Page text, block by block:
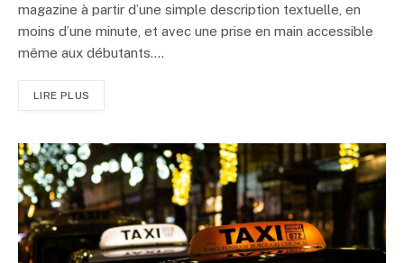
magazine à partir d’une simple description textuelle, en
moins d’une minute, et avec une prise en main accessible
même aux débutants.…
LIRE PLUS